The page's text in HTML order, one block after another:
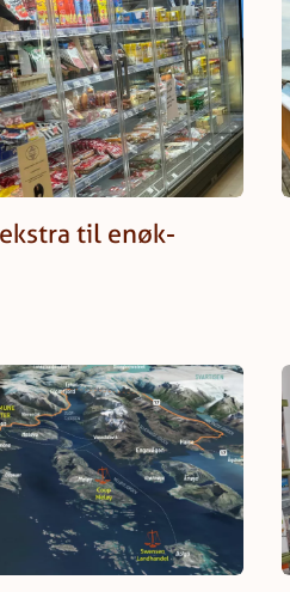
til enøk-